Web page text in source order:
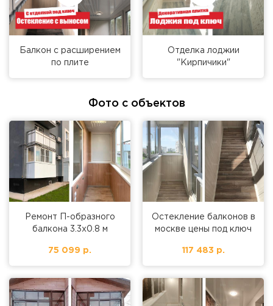
Балкон с расширением
по плите
Отделка лоджии
"Кирпичики"
Фото с объектов
Ремонт П-образного
балкона 3.3х0.8 м
75 099 р.
Остекление балконов в
москве цены под ключ
117 483 р.